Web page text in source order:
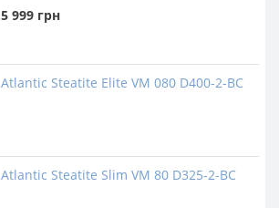
5 999 грн
Atlantic Steatite Elite VM 080 D400-2-BC
Atlantic Steatite Slim VM 80 D325-2-BC